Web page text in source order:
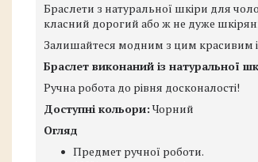
Браслети з натуральної шкіри для
класний дорогий або ж не дуже
Залишайтеся модним з цим красивим
Браслет виконаний із натуральної
Ручна робота до рівня досконалості!
Доступні кольори:Чорний
Огляд
Предмет ручної роботи.